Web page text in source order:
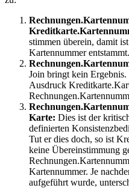
stimmen überein, damit
Kartennummer entstammt.
Join bringt kein
Ausdruck
Karte: Dies ist der
definierten
Tut er dies doch, so ist
keine Übereinstimmung
Kartennummer. Je
aufgeführt wurde,